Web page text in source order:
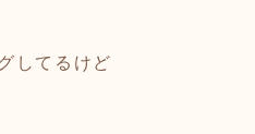
してるけど